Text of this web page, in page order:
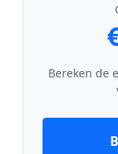
Bereken de